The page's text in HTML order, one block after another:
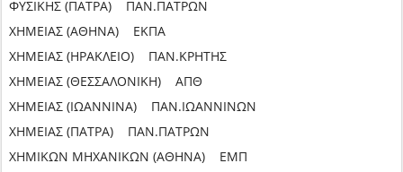
ΦΥΣΙΚΗΣ (ΠΑΤΡΑ) ΠΑΝ.ΠΑΤΡΩΝ
ΧΗΜΕΙΑΣ (ΑΘΗΝΑ) ΕΚΠΑ
ΧΗΜΕΙΑΣ (ΗΡΑΚΛΕΙΟ) ΠΑΝ.ΚΡΗΤΗΣ
ΧΗΜΕΙΑΣ (ΘΕΣΣΑΛΟΝΙΚΗ) ΑΠΘ
ΧΗΜΕΙΑΣ (ΙΩΑΝΝΙΝΑ) ΠΑΝ.ΙΩΑΝΝΙΝΩΝ
ΧΗΜΕΙΑΣ (ΠΑΤΡΑ) ΠΑΝ.ΠΑΤΡΩΝ
ΧΗΜΙΚΩΝ ΜΗΧΑΝΙΚΩΝ (ΑΘΗΝΑ) ΕΜΠ